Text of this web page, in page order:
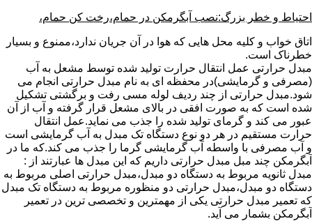
احتیاط و خطر بزرگ:نصب آبگرمکن در حمام،رخت کن حمام،
اتاق خواب و کلیه محل هایی که هوا در آن جریان ندارد،ممنوع و بسیار
خطرناک است.
مبدل حرارتی عمل انتقال حرارت تولید شده توسط مشعل به آب
(مصرفی و گرمایشی)در محفظه ای به نام مبدل حرارتی انجام می
شود.مبدل حرارتی از چند ردیف لوله مسی رفت و برگشتی تشکیل
شده است که به صورت افقی در بالای مشعل قرار گرفته و آب از آن
عبور می کند و گرمای تولید شده را جذب می نماید.عمل انتقال
حرارت مستقیم در هر دو نوع دستگاه تک مبدل به آب گرمایشی است
و آب مصرفی با واسطه آب گرمایشی گرما را جذب می کند.که ما در
آبگرمکن چند مبل مبدل حرارتی داریم که این مبدل ها عبارتند از :
مبدل ثانویه مربوط به دستگاه دو مبدل،مبدل حرارتی اصلی مربوط به
دستگاه دو مبدل،مبدل حرارتی دو منظوره مربوط به دستگاه تک مبدل
که تعمیر مبدل حرارتی یکی از مهمترین و تخصصی ترین در تعمیر
آبگرمکن بشمار می آید.